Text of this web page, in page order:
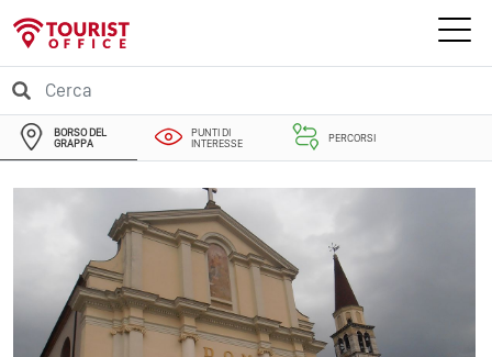
BORSO DEL
GRAPPA
PUNTI DI
INTERESSE
PERCORSI